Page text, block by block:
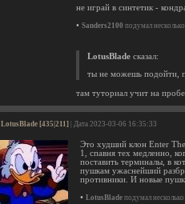
не играй в синтетик -
• Sanders2100 подумал
LotusBlade сказал:
ты не можешь подойти,
там туториал учит на
LotusBlade [435|211] | Дата 2023-03-06 16:35:33
Это худший клон Enter The
1, спавня тех медленно,
поставить терминалы, в
пушкам ужаснейший
противники. И новые
• LotusBlade подумал